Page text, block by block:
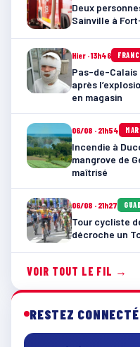
Deux
Sainville à
Hier · 13h46
Pas-de-Calais
après
en magasin
06/08 · 21h54
Incendie à
mangrove de
maîtrisé
06/08 · 21h27
Tour cycliste
décroche un
VOIR TOUT LE FIL →
RESTEZ CONNECTÉ